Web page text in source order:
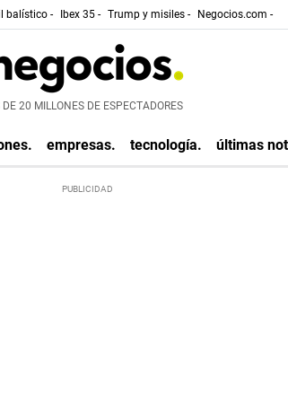
balístico - Ibex 35 - Trump y misiles - Negocios.com -
DE 20 MILLONES DE ESPECTADORES
empresas. tecnología. últimas